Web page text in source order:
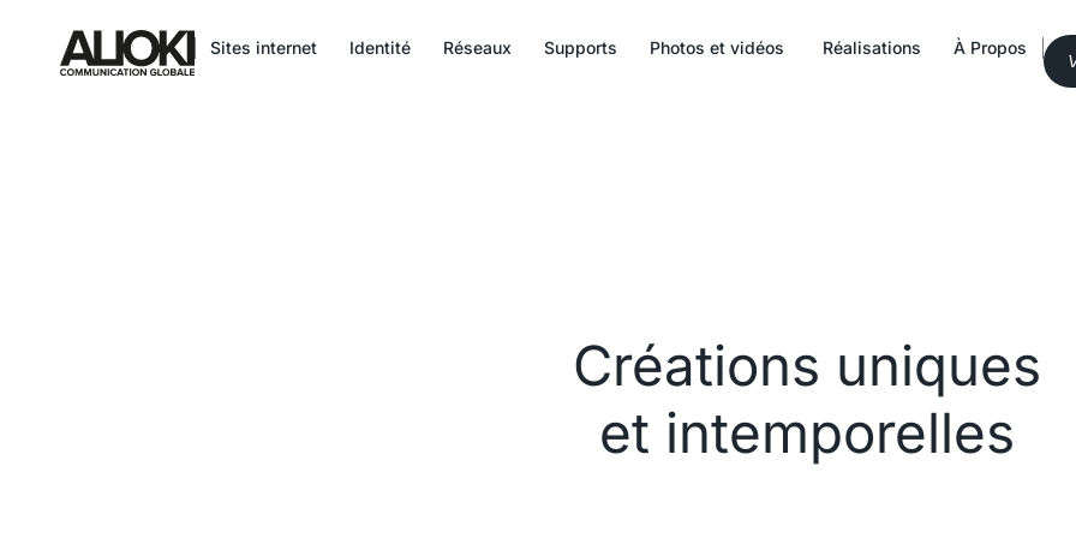
Sites internet Identité Réseaux Supports Photos et vidéos Réalisations À Propos
Créations uniques
et intemporelles